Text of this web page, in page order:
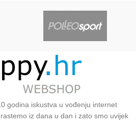
godina iskustva u vođenju internet
iz dana u dan i zato smo uvijek